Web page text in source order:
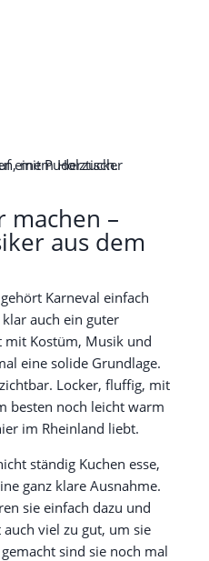
machen –
aus dem
Karneval einfach
auch ein guter
mit Kostüm, Musik und
eine solide Grundlage.
Locker, fluffig, mit
besten noch leicht warm
im Rheinland liebt.
ständig Kuchen esse,
ganz klare Ausnahme.
sie einfach dazu und
viel zu gut, um sie
sind sie noch mal